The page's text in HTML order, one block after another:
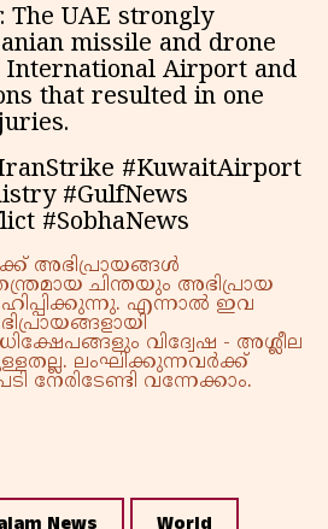
The UAE strongly
missile and drone
International Airport and
that resulted in one
#KuwaitAirport
#GulfNews
#SobhaNews
അഭിപ്രായങ്ങൾ
ചിന്തയും അഭിപ്രായ
എന്നാൽ ഇവ
വിദ്വേഷ - അശ്ലീല
ലംഘിക്കുന്നവർക്ക്
നേരിടേണ്ടി വന്നേക്കാം.